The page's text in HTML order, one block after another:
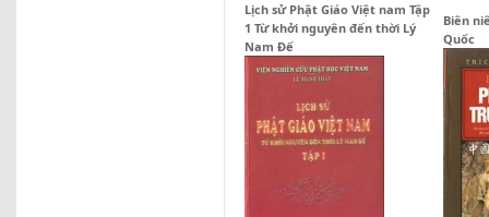
Lịch sử Phật Giáo Việt nam Tập
1 Từ khởi nguyên đến thời Lý
Nam Đế
Biên
Quốc